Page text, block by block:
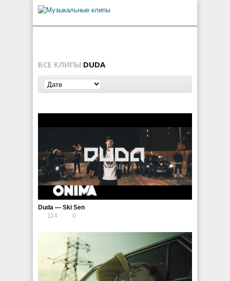
ВСЕ КЛИПЫ DUDA
Duda — Ski Sen
114
0